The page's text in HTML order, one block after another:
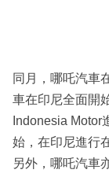
同月，哪吒汽車
車在印尼全面開
Indonesia Motor
始，在印尼進行
另外，哪吒汽車